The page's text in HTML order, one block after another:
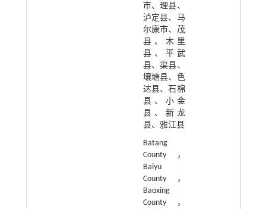
市、理县、
泸定县、马
尔康市、茂
县、木里
县、平武
县、渠县、
壤塘县、色
达县、石棉
县、小金
县、新龙
县、雅江县
Batang
County，
Baiyu
County，
Baoxing
County，